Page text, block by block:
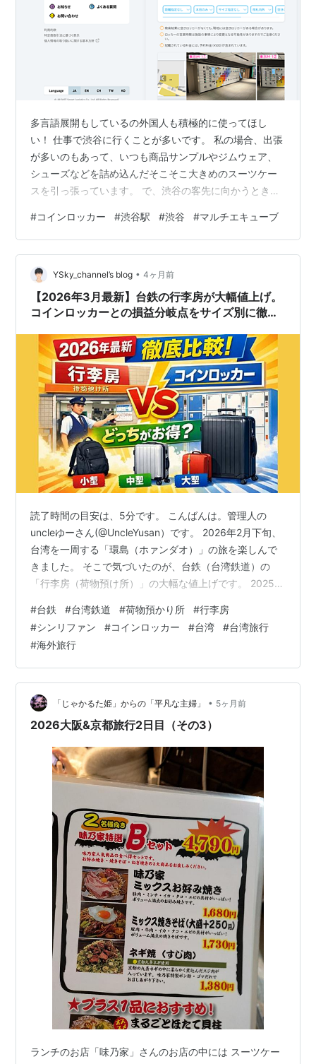
多言語展開もしているの外国人も積極的に使ってほし
い！ 仕事で渋谷に行くことが多いです。 私の場合、出張
が多いのもあって、いつも商品サンプルやジムウェア、
シューズなどを詰め込んだそこそこ大きめのスーツケー
スを引っ張っています。 で、渋谷の客先に向かうとき、
にしんどいです。というか、迷惑ですよね。なので、駅
のロッカーに預けてから向かうことにしているのです
が…… これが、なかなか大変なんです。 渋谷駅のロッカ
ー、まず空いてない 渋谷駅にはロッカーがたくさんあり
ます。たくさんある、のですが。 インバウンドの観光
客、国内旅行者、そして私みたいな出張族が朝…
#コインロッカー #渋谷駅 #渋谷 #マルチエキューブ
YSky_channel’s blog • 4ヶ月前
【2026年3月最新】台鉄の行李房が大幅値上げ。
コインロッカーとの損益分岐点をサイズ別に徹底
読了時間の目安は、5分です。 こんばんは。管理人の
uncleゆーさん(@UncleYusan）です。 2026年2月下旬、
台湾を一周する「環島（ホァンダオ）」の旅を楽しんで
きました。 そこで気づいたのが、台鉄（台湾鉄道）の
「行李房（荷物預け所）」の大幅な値上げです。 2025年
した。 長年「安さの殿堂」だった行李房ですが、今は利
用時間」と「サイズ」によってはコインロッカーの方が
お得になるケースが増えています。 台鉄の「行李房（シ
ンリーファン）」とは？ 2025年6月の改定による値上げ
の現状 サイズ別比較：コインロッカー vs 行李房 コイン
ロッ…
#台鉄 #台湾鉄道 #荷物預かり所 #行李房
#シンリファン #コインロッカー #台湾 #台湾旅行
#海外旅行
「じゃかるた姫」からの「平凡な主婦」 • 5ヶ月前
2026大阪&京都旅行2日目（その3）
ランチのお店「味乃家」さんのお店の中には スーツケー